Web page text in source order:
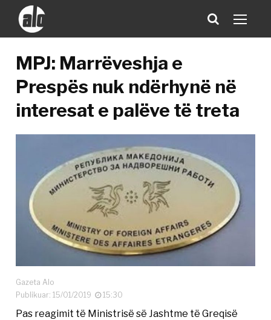
MPJ: Marrëveshja e
Prespës nuk ndërhynë në
interesat e palëve të treta
Gazeta Alo
Publikuar: 15/01/2019
15:30
Pas reagimit të Ministrisë së Jashtme të Greqisë